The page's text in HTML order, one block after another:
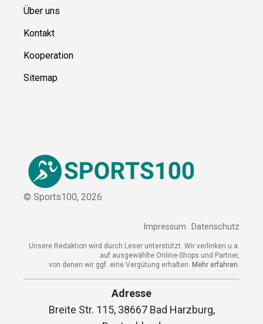
Über uns
Kontakt
Kooperation
Sitemap
© Sports100, 2026
Impressum Datenschutz
Unsere Redaktion wird durch Leser unterstützt. Wir verlinken u.a.
auf ausgewählte Online-Shops und Partner,
von denen wir ggf. eine Vergütung erhalten. Mehr erfahren.
Adresse
Breite Str. 115, 38667 Bad Harzburg,